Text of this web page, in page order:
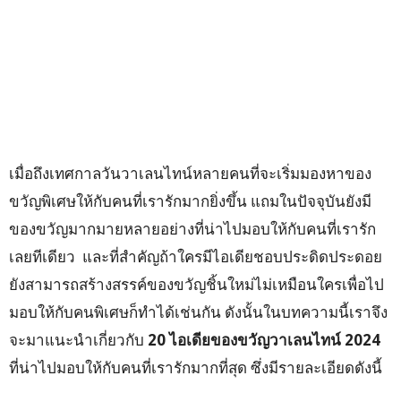
เมื่อถึงเทศกาลวันวาเลนไทน์หลายคนที่จะเริ่มมองหาของ
ขวัญพิเศษให้กับคนที่เรารักมากยิ่งขึ้น แถมในปัจจุบันยังมี
ของขวัญมากมายหลายอย่างที่น่าไปมอบให้กับคนที่เรารัก
เลยทีเดียว และที่สำคัญถ้าใครมีไอเดียชอบประดิดประดอย
ยังสามารถสร้างสรรค์ของขวัญชิ้นใหม่ไม่เหมือนใครเพื่อไป
มอบให้กับคนพิเศษก็ทำได้เช่นกัน ดังนั้นในบทความนี้เราจึง
จะมาแนะนำเกี่ยวกับ 20 ไอเดียของขวัญวาเลนไทน์ 2024
ที่น่าไปมอบให้กับคนที่เรารักมากที่สุด ซึ่งมีรายละเอียดดังนี้